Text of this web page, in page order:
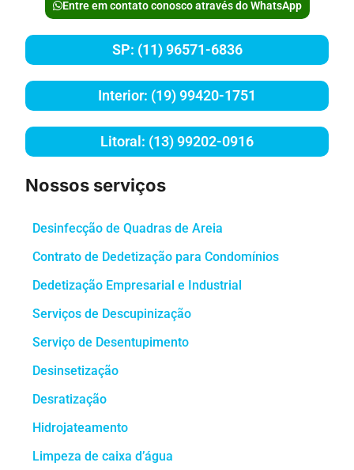
Entre em contato conosco através do WhatsApp
SP: (11) 96571-6836
Interior: (19) 99420-1751
Litoral: (13) 99202-0916
Nossos serviços
Desinfecção de Quadras de Areia
Contrato de Dedetização para Condomínios
Dedetização Empresarial e Industrial
Serviços de Descupinização
Serviço de Desentupimento
Desinsetização
Desratização
Hidrojateamento
Limpeza de caixa d’água